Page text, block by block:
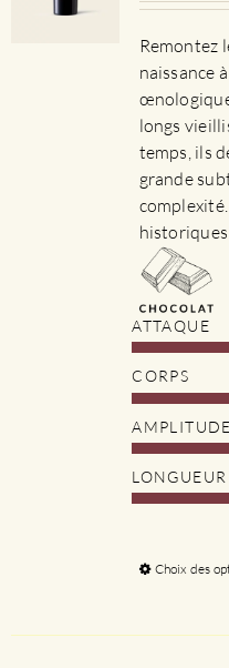
Remontez
naissance
longs
temps, ils
grande
historiques
ATTAQUE
CORPS
AMPLITUDE
LONGUEUR
Choix des